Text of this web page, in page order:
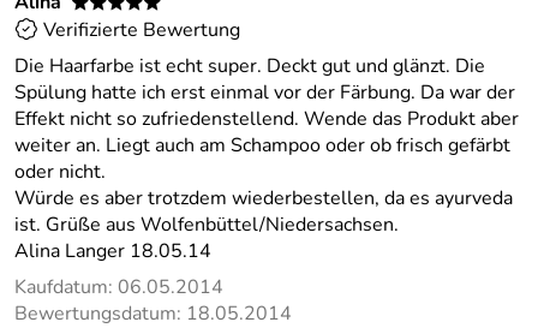
Verifizierte Bewertung
Die Haarfarbe ist echt super. Deckt gut und glänzt. Die
Spülung hatte ich erst einmal vor der Färbung. Da war der
Effekt nicht so zufriedenstellend. Wende das Produkt aber
weiter an. Liegt auch am Schampoo oder ob frisch gefärbt
oder nicht.
Würde es aber trotzdem wiederbestellen, da es ayurveda
ist. Grüße aus Wolfenbüttel/Niedersachsen.
Alina Langer 18.05.14
Kaufdatum: 06.05.2014
Bewertungsdatum: 18.05.2014